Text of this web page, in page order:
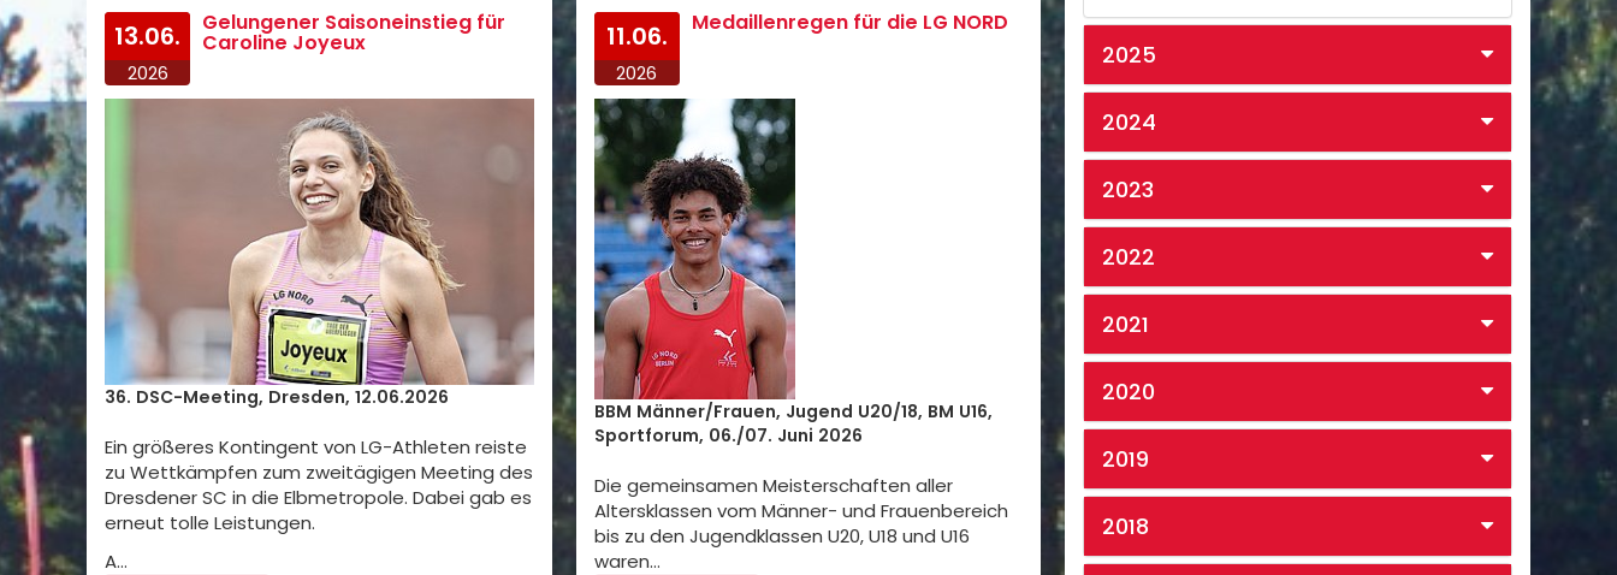
13.06.
2026
Gelungener Saisoneinstieg für
Caroline Joyeux
36. DSC-Meeting, Dresden, 12.06.2026
Ein größeres Kontingent von LG-Athleten reiste
zu Wettkämpfen zum zweitägigen Meeting des
Dresdener SC in die Elbmetropole. Dabei gab es
erneut tolle Leistungen.
A…
11.06.
2026
Medaillenregen für die LG NORD
BBM Männer/Frauen, Jugend U20/18, BM U16,
Sportforum, 06./07. Juni 2026
Die gemeinsamen Meisterschaften aller
Altersklassen vom Männer- und Frauenbereich
bis zu den Jugendklassen U20, U18 und U16
waren…
2025
2024
2023
2022
2021
2020
2019
2018